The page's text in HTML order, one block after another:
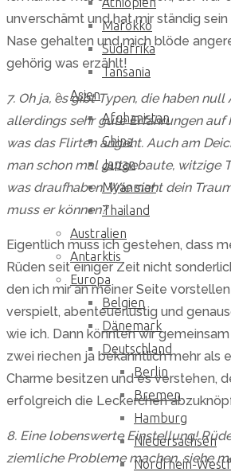
Marokko
Südafrika
Tansania
Asien
Afghanistan
China
Japan
Myanmar
Thailand
Australien
Antarktis
Europa
Belgien
Dänemark
Deutschland
Berlin
Bremen
Hamburg
Niedersachsen
Nordrhein-
unverschämt und hat mir ständig
Nase gehalten und mich blöde
gehörig was erzählt!
7. Oh ja, es gibt Typen, die haben null
allerdings sehr gute Erfahrungen auf
was das Flirten angeht. Auch am
man schon mal gutgebaute, witzige
was draufhaben. Wie sieht dein
muss er können?
Eigentlich muss ich gestehen, dass
Rüden seit einiger Zeit nicht
den ich mir an meiner Seite
verspielt, abenteuerlustig und
wie ich. Dann könnten wir
zwei riechen ja bekanntlich mehr als
Charme besitzen und es verstehen,
erfolgreich die Leckerchen
8. Eine lobenswerte Einstellung!
ziemliche Probleme machen, siehe